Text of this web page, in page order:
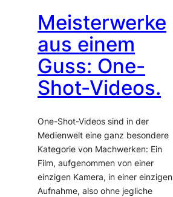
Meisterwerke
aus einem
Guss: One-
Shot-Videos.
One-Shot-Videos sind in der
Medienwelt eine ganz besondere
Kategorie von Machwerken: Ein
Film, aufgenommen von einer
einzigen Kamera, in einer einzigen
Aufnahme, also ohne jegliche